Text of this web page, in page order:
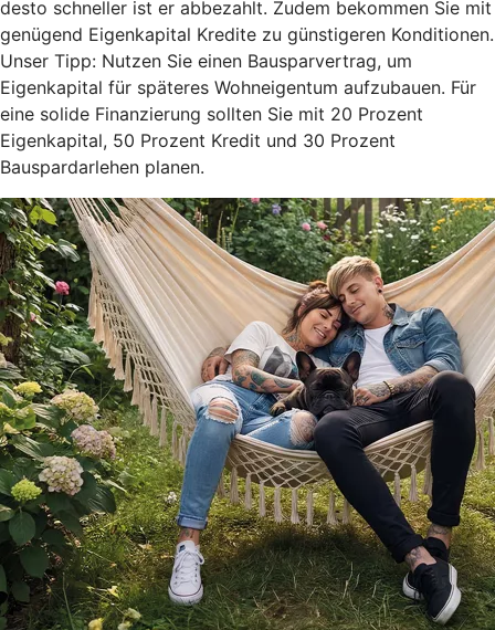
desto schneller ist er abbezahlt. Zudem bekommen Sie mit
genügend Eigenkapital Kredite zu günstigeren Konditionen.
Unser Tipp: Nutzen Sie einen Bausparvertrag, um
Eigenkapital für späteres Wohneigentum aufzubauen. Für
eine solide Finanzierung sollten Sie mit 20 Prozent
Eigenkapital, 50 Prozent Kredit und 30 Prozent
Bauspardarlehen planen.